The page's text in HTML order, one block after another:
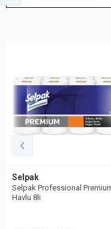
Sens
Sens Kağıt Havlu 8li